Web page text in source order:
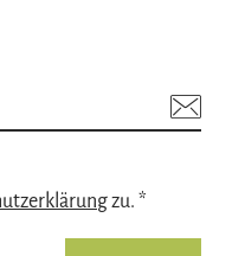
erforderlich bis
elterninsel.de oder
die-
zu. *